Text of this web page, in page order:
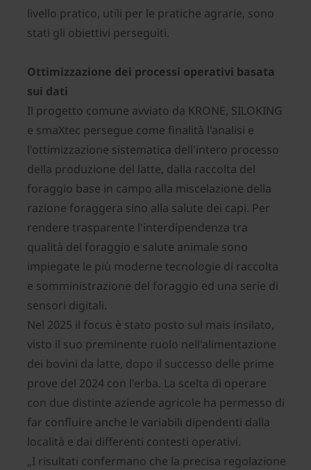
livello pratico, utili per le pratiche agrarie, sono
stati gli obiettivi perseguiti.
Ottimizzazione dei processi operativi basata
sui dati
Il progetto comune avviato da KRONE, SILOKING
e smaXtec persegue come finalità l'analisi e
l'ottimizzazione sistematica dell'intero processo
della produzione del latte, dalla raccolta del
foraggio base in campo alla miscelazione della
razione foraggera sino alla salute dei capi. Per
rendere trasparente l'interdipendenza tra
qualità del foraggio e salute animale sono
impiegate le più moderne tecnologie di raccolta
e somministrazione del foraggio ed una serie di
sensori digitali.
Nel 2025 il focus è stato posto sul mais insilato,
visto il suo preminente ruolo nell'alimentazione
dei bovini da latte, dopo il successo delle prime
prove del 2024 con l'erba. La scelta di operare
con due distinte aziende agricole ha permesso di
far confluire anche le variabili dipendenti dalla
località e dai differenti contesti operativi.
„I risultati confermano che la precisa regolazione